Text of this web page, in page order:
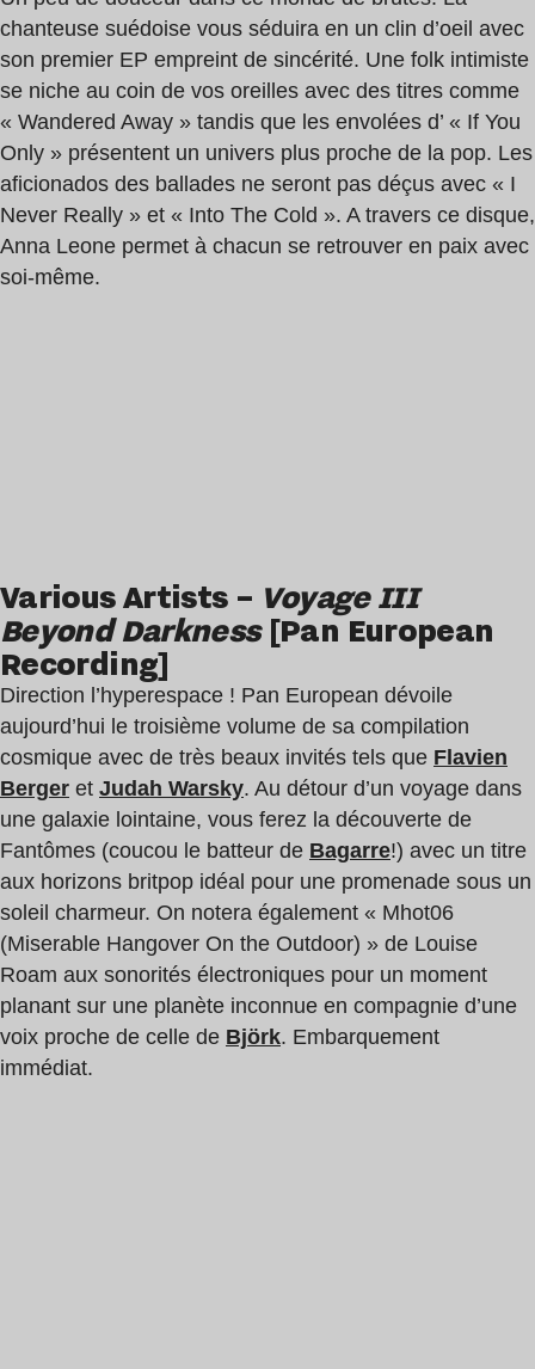
chanteuse suédoise vous séduira en un clin d’oeil avec
son premier EP empreint de sincérité. Une folk intimiste
se niche au coin de vos oreilles avec des titres comme
« Wandered Away » tandis que les envolées d’ « If You
Only » présentent un univers plus proche de la pop. Les
aficionados des ballades ne seront pas déçus avec « I
Never Really » et « Into The Cold ». A travers ce disque,
Anna Leone permet à chacun se retrouver en paix avec
soi-même.
Various Artists – Voyage III
Beyond Darkness[Pan European
Recording]
Direction l’hyperespace ! Pan European dévoile
aujourd’hui le troisième volume de sa compilation
cosmique avec de très beaux invités tels que Flavien
Berger et Judah Warsky. Au détour d’un voyage dans
une galaxie lointaine, vous ferez la découverte de
Fantômes (coucou le batteur de Bagarre!) avec un titre
aux horizons britpop idéal pour une promenade sous un
soleil charmeur. On notera également « Mhot06
(Miserable Hangover On the Outdoor) » de Louise
Roam aux sonorités électroniques pour un moment
planant sur une planète inconnue en compagnie d’une
voix proche de celle de Björk. Embarquement
immédiat.